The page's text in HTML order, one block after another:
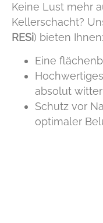
Keine Lust mehr
Kellerschacht?
RESi) bieten Ihnen:
Eine
absolut
Schutz vor
optimaler